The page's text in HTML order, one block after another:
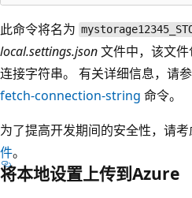
此命令将名为
local.settings.json文件中，该文
连接字符串。 有关详细信息，请
fetch-connection-string 命令。
为了提高开发期间的安全性，请考
件。
将本地设置上传到Azure